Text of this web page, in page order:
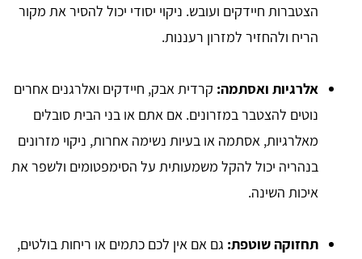
הצטברות חיידקים ועובש. ניקוי יסודי יכול להסיר את מקור
הריח ולהחזיר למזרון רעננות.
אלרגיות ואסתמה: קרדית אבק, חיידקים ואלרגנים אחרים
נוטים להצטבר במזרונים. אם אתם או בני הבית סובלים
מאלרגיות, אסתמה או בעיות נשימה אחרות, ניקוי מזרונים
בנהריה יכול להקל משמעותית על הסימפטומים ולשפר את
איכות השינה.
תחזוקה שוטפת: גם אם אין לכם כתמים או ריחות בולטים,